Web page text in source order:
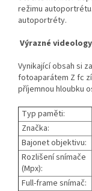
režimu
autoportréty.
Výrazné videology
Vynikající obsah si
fotoaparátem Z fc
příjemnou hloubku
Typ paměti:
Značka:
Bajonet objektivu:
Rozlišení snímače
(Mpx):
Full-frame snímač: